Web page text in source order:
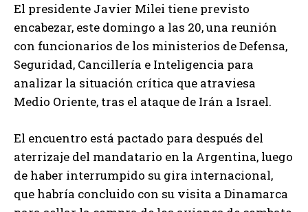
El presidente Javier Milei tiene previsto
encabezar, este domingo a las 20, una reunión
con funcionarios de los ministerios de Defensa,
Seguridad, Cancillería e Inteligencia para
analizar la situación crítica que atraviesa
Medio Oriente, tras el ataque de Irán a Israel.
El encuentro está pactado para después del
aterrizaje del mandatario en la Argentina, luego
de haber interrumpido su gira internacional,
que habría concluido con su visita a Dinamarca